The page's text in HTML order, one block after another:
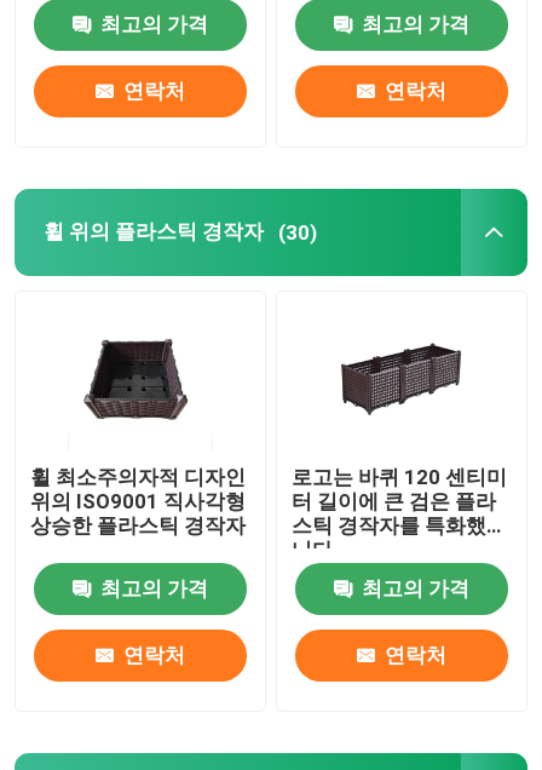
최고의 가격
연락처
최고의 가격
연락처
휠 위의 플라스틱 경작자 (30)
휠 최소주의자적 디자인
위의 ISO9001 직사각형
상승한 플라스틱 경작자
최고의 가격
연락처
로고는 바퀴 120 센티미
터 길이에 큰 검은 플라
스틱 경작자를 특화했습
니다
최고의 가격
연락처